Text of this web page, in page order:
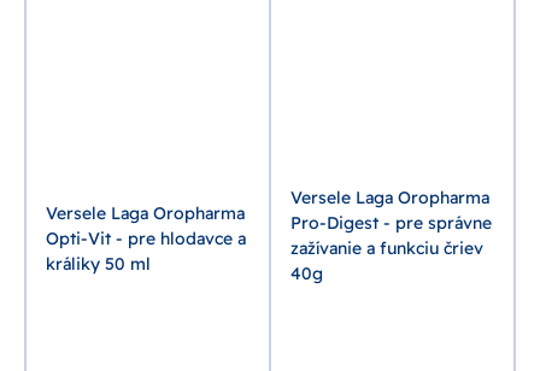
Versele Laga Oropharma
Opti-Vit - pre hlodavce a
králiky 50 ml
Versele Laga Oropharma
Pro-Digest - pre správne
zažívanie a funkciu čriev
40g